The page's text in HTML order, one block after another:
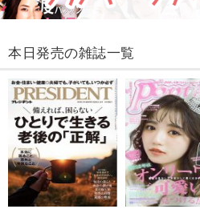
本日発売の雑誌一覧